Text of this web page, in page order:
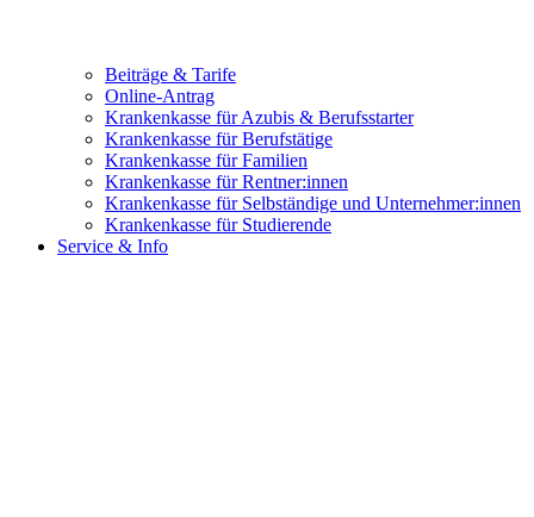
Beiträge & Tarife
Online-Antrag
Krankenkasse für Azubis & Berufsstarter
Krankenkasse für Berufstätige
Krankenkasse für Familien
Krankenkasse für Rentner:innen
Krankenkasse für Selbständige und Unternehmer:innen
Krankenkasse für Studierende
Service & Info